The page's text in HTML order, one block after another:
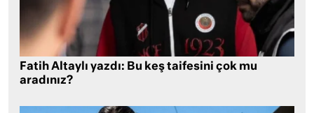
Fatih Altaylı yazdı: Bu keş taifesini çok mu
aradınız?